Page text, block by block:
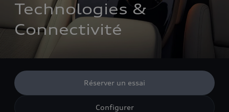
Technologies &
Connectivité
Réserver un essai
Configurer